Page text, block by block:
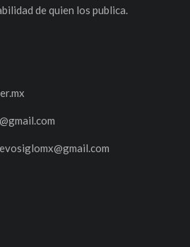
de quien los publica.